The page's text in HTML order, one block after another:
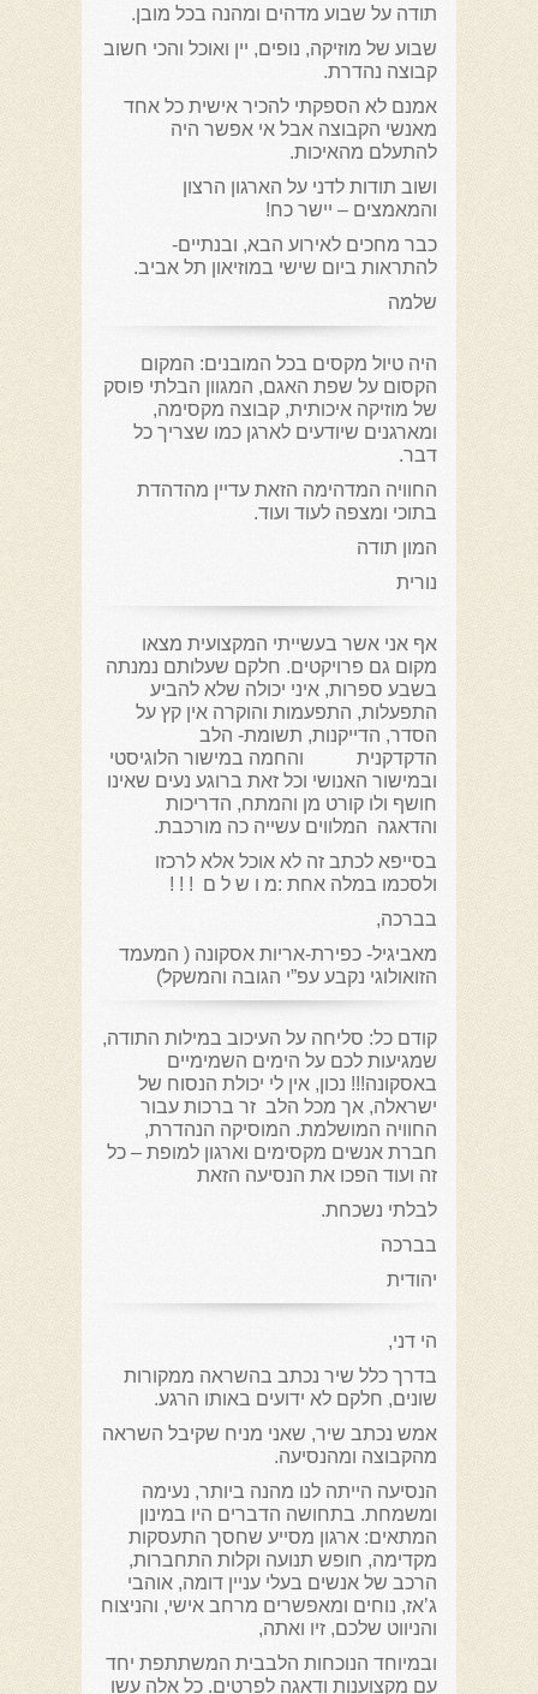
תודה על שבוע מדהים ומהנה בכל מובן.
שבוע של מוזיקה, נופים, יין ואוכל והכי חשוב
קבוצה נהדרת.
אמנם לא הספקתי להכיר אישית כל אחד
מאנשי הקבוצה אבל אי אפשר היה
להתעלם מהאיכות.
ושוב תודות לדני על הארגון הרצון
והמאמצים – יישר כח!
כבר מחכים לאירוע הבא, ובנתיים-
להתראות ביום שישי במוזיאון תל אביב.
שלמה
היה טיול מקסים בכל המובנים: המקום
הקסום על שפת האגם, המגוון הבלתי פוסק
של מוזיקה איכותית, קבוצה מקסימה,
ומארגנים שיודעים לארגן כמו שצריך כל
דבר.
החוויה המדהימה הזאת עדיין מהדהדת
בתוכי ומצפה לעוד ועוד.
המון תודה
נורית
אף אני אשר בעשייתי המקצועית מצאו
מקום גם פרויקטים. חלקם שעלותם נמנתה
בשבע ספרות, איני יכולה שלא להביע
התפעלות, התפעמות והוקרה אין קץ על
הסדר, הדייקנות, תשומת- הלב
הדקדקנית והחמה במישור הלוגיסטי
ובמישור האנושי וכל זאת ברוגע נעים שאינו
חושף ולו קורט מן והמתח, הדריכות
והדאגה המלווים עשייה כה מורכבת.
בסייפא לכתב זה לא אוכל אלא לרכזו
ולסכמו במלה אחת :מ ו ש ל ם ! ! !
בברכה,
מאביגיל- כפירת-אריות אסקונה ( המעמד
הזואולוגי נקבע עפ”י הגובה והמשקל)
קודם כל: סליחה על העיכוב במילות התודה,
שמגיעות לכם על הימים השמימיים
באסקונה!!! נכון, אין לי יכולת הנסוח של
ישראלה, אך מכל הלב זר ברכות עבור
החוויה המושלמת. המוסיקה הנהדרת,
חברת אנשים מקסימים וארגון למופת – כל
זה ועוד הפכו את הנסיעה הזאת
לבלתי נשכחת.
בברכה
יהודית
הי דני,
בדרך כלל שיר נכתב בהשראה ממקורות
שונים, חלקם לא ידועים באותו הרגע.
אמש נכתב שיר, שאני מניח שקיבל השראה
מהקבוצה ומהנסיעה.
הנסיעה הייתה לנו מהנה ביותר, נעימה
ומשמחת. בתחושה הדברים היו במינון
המתאים: ארגון מסייע שחסך התעסקות
מקדימה, חופש תנועה וקלות התחברות,
הרכב של אנשים בעלי עניין דומה, אוהבי
ג’אז, נוחים ומאפשרים מרחב אישי, והניצוח
והניווט שלכם, זיו ואתה,
ובמיוחד הנוכחות הלבבית המשתתפת יחד
עם מקצוענות ודאגה לפרטים. כל אלה עשו